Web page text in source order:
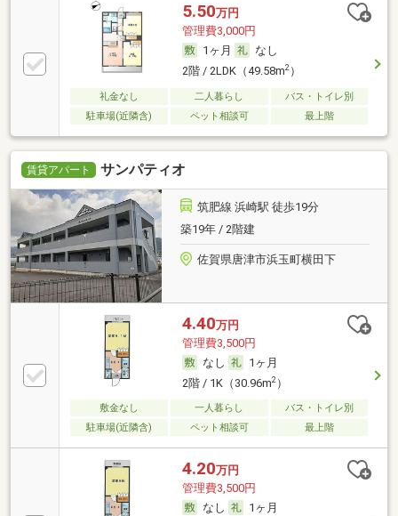
5.50万円
管理費3,000円
1ヶ月
なし
2階 / 2LDK（49.58m2）
礼金なし 二人暮らし
バス・トイレ別
駐車場(近隣含)
ペット相談可 最上階
賃貸アパート サンパティオ
筑肥線 浜崎駅 徒歩19分
築19年 / 2階建
佐賀県唐津市浜玉町横田下
4.40万円
管理費3,500円
なし
1ヶ月
2階 / 1K（30.96m2）
敷金なし 一人暮らし
バス・トイレ別
駐車場(近隣含)
ペット相談可 最上階
4.20万円
管理費3,500円
なし
1ヶ月